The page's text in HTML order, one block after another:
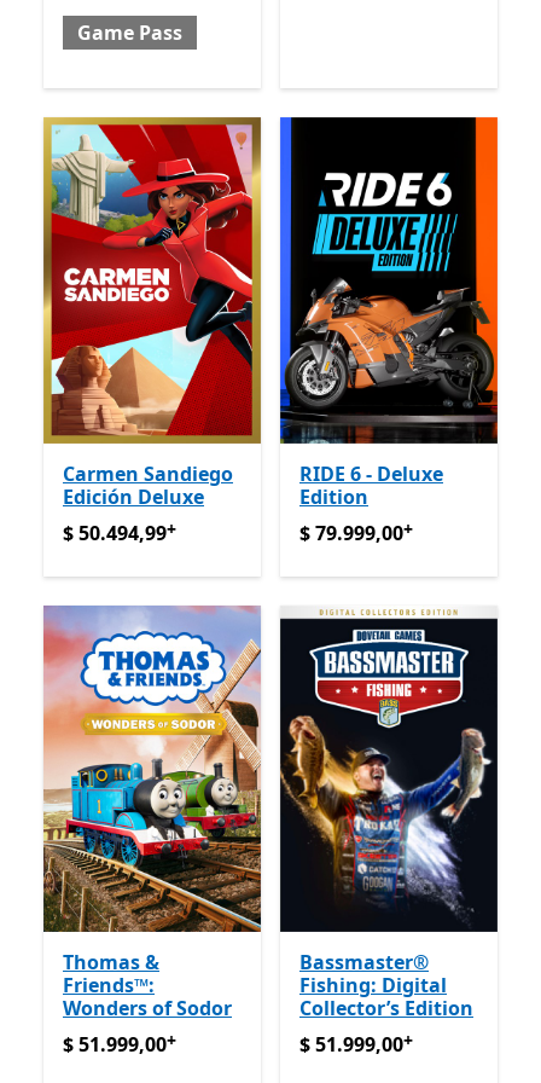
Game Pass
Carmen Sandiego
Edición Deluxe
$ 50.494,99Ofrece compras dentro de la aplicación
$ 50.494,99+
RIDE 6 - Deluxe
Edition
$ 79.999,00Ofrece
$ 79.999,00+
Thomas &
Friends™:
Wonders of Sodor
$ 51.999,00Ofrece compras dentro de la aplicación
$ 51.999,00+
Bassmaster®
Fishing: Digital
Collector’s Edition
$ 51.999,00Ofrece
$ 51.999,00+